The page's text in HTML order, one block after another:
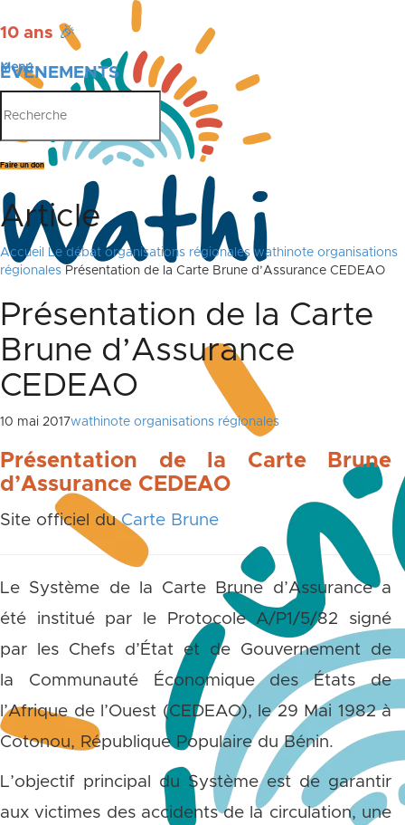
10 ans 🎉
ÉVÉNEMENTS
PUBLICATIONS
Menu
Faire un don
Article
Accueil Le débat organisations régionales wathinote organisations
régionales Présentation de la Carte Brune d’Assurance CEDEAO
Présentation de la Carte
Brune d’Assurance
CEDEAO
10 mai 2017wathinote organisations régionales
Présentation de la Carte Brune
d’Assurance CEDEAO
Site officiel duCarte Brune
Le Système de la Carte Brune d’Assurance a
été institué par le Protocole A/P1/5/82 signé
par les Chefs d’État et de Gouvernement de
la Communauté Économique des États de
l’Afrique de l’Ouest (CEDEAO), le 29 Mai 1982 à
Cotonou, République Populaire du Bénin.
L’objectif principal du Système est de garantir
aux victimes des accidents de la circulation, une